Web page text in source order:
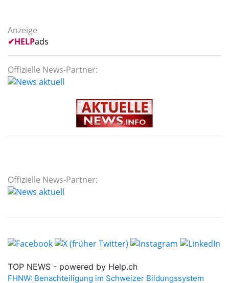
Anzeige
✔HELPads
Offizielle News-Partner:
Offizielle News-Partner: